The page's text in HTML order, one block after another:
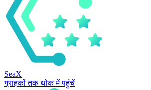
SeaX
ग्राहकों तक थोक में पहुंचें